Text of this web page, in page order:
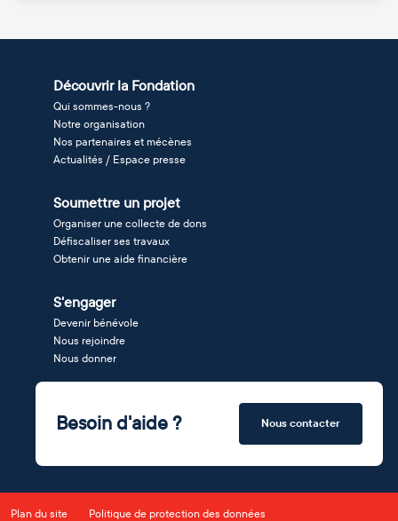
Découvrir la Fondation
Qui sommes-nous ?
Notre organisation
Nos partenaires et mécènes
Actualités / Espace presse
Soumettre un projet
Organiser une collecte de dons
Défiscaliser ses travaux
Obtenir une aide financière
S'engager
Devenir bénévole
Nous rejoindre
Nous donner
Besoin d'aide ? Nous contacter
Plan du site Politique de protection des données